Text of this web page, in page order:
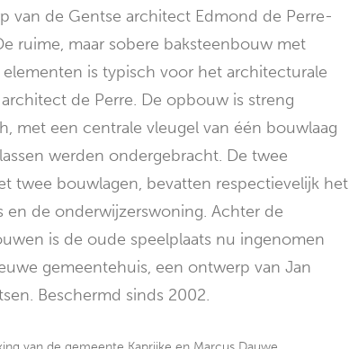
van de Gentse architect Edmond de Perre-
ruime, maar sobere baksteenbouw met
is typisch voor het architecturale
de Perre. De opbouw is streng
met een centrale vleugel van één bouwlaag
werden ondergebracht. De twee
twee bouwlagen, bevatten respectievelijk het
en de onderwijzerswoning. Achter de
is de oude speelplaats nu ingenomen
gemeentehuis, een ontwerp van Jan
Beschermd sinds 2002.